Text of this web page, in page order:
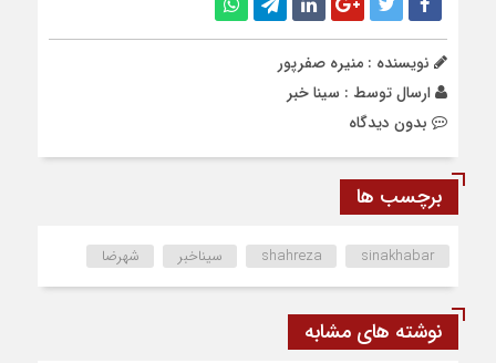
نویسنده : منیره صفرپور
ارسال توسط : سینا خبر
بدون دیدگاه
برچسب ها
shahreza sinakhabar سیناخبر شهرضا
نوشته های مشابه